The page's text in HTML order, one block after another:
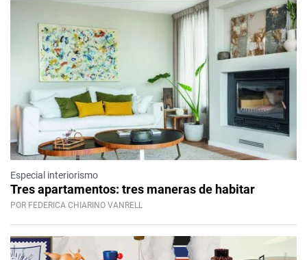
Especial interiorismo
Tres apartamentos: tres maneras de habitar
POR FEDERICA CHIARINO VANRELL